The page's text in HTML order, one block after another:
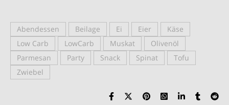
Abendessen Beilage Ei Eier
Käse
Low Carb
LowCarb Muskat
Olivenöl
Parmesan
Party Snack Spinat
Tofu
Zwiebel